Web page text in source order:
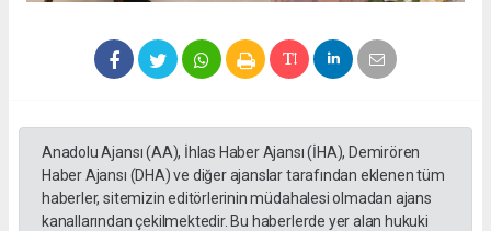
Anadolu Ajansı (AA), İhlas Haber Ajansı (İHA), Demirören
Haber Ajansı (DHA) ve diğer ajanslar tarafından eklenen tüm
haberler, sitemizin editörlerinin müdahalesi olmadan ajans
kanallarından çekilmektedir. Bu haberlerde yer alan hukuki